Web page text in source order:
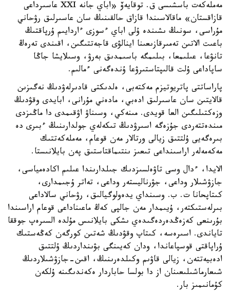
مەملەكەت باسشىسى ق. توقايەۆ «اباي جانە XXI عاسىرداعى
قازاقستان» ماقالاسىندا قازاق حالقىنىڭ سان عاسىرلىق رۋحاني
مۇراسى، سونىڭ ىشىندە ۇلى اباي ءسوزى ءاردايىم ۇرپاقتىڭ
باعىت الاتىن تەمىرقازىعىنا اينالۋى قاجەتتىگىن، اقىندى تەرەڭ
تانۋعا، عىلىمعا، بىلىمگە باسىمدىق بەرۋ، وسىلايشا جاڭا
ساپاداعى ۇلت قالىپتاستىرۋعا ۇندەگەنى ءمالىم.
پاراساتتى پاتريوتيزم مەكتەبى، ەلدىكتى قادىرلەۋدىڭ نەگىزىن
قالايتىن سان عاسىرلىق ادەبي، مادەني مۇرانى، ابايدى وقۋدىڭ
وزەكتىلىگىن العا قويدى. مىنەكي، وسىناۋ اۋقىمدى دا ماڭىزدى
مىندەتتەردى جۇزەگە اسىرۋدىڭ تىكەلەي جولدارىنىڭ ءبىرى دە
بىرەگەيى ۇلتتىق زيالى ورتالار مەن قوعام، مەملەكەتتىك
مەكەمەلەر اراسىنداعى تىعىز ىنتىماقتاستىق پەن بايلانىستا.
الايدا، ءدال وسى تاۋەلسىزدىك جىلدارىندا عىلىم اكادەمياسى،
جازۋشىلار وداعى، جۋرناليستەر وداعى، تەاتر ۇجىمدارى،
كىتاپحانا ت. ب. وسىنداي يدەولوگيالىق، رۋحاني سالاداعى
بىرلەستىكتەر، ۇيىمدار مەن جالپى كەڭ ماعىناداعى قوعام اراسىندا
بۇرىنعى كەزەڭدەردەگىدەي ىشكى بايلانىس مۇلدە السىرەپ جوققا
تاياندى. اسىرەسە، كىتاپ وقۋدىڭ شەتىن كورگەن كەڭەستىك
ۇراپاقتى قوسپاعاندا، ودان كەيىنگى بۋىنداردىڭ ۇلتتىق
ادەبيەتتەن، زيالى قاۋىم وكىلدەرىنىڭ، اقىن-جازۋشىلاردىڭ
شىعارماشىلىعىنان از دا بولسا حاباردار ەكەندىگىنە ۇلكەن
كۇمانىمىز بار.